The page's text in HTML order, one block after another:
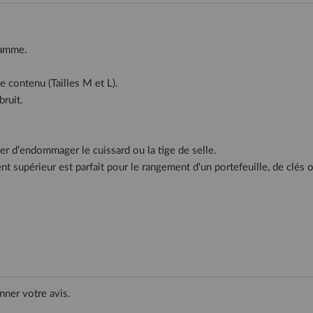
contenu (Tailles M et L).
d’endommager le cuissard ou la tige de selle.
supérieur est parfait pour le rangement d'un portefeuille, de clés
votre avis.